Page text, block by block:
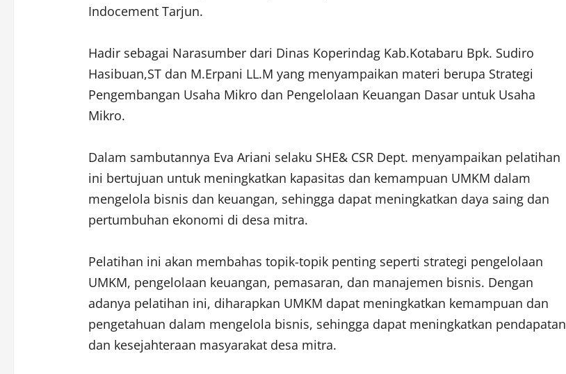
Indocement Tarjun.
Hadir sebagai Narasumber dari Dinas Koperindag Kab.Kotabaru Bpk. Sudiro
Hasibuan,ST dan M.Erpani LL.M yang menyampaikan materi berupa Strategi
Pengembangan Usaha Mikro dan Pengelolaan Keuangan Dasar untuk Usaha
Mikro.
Dalam sambutannya Eva Ariani selaku SHE& CSR Dept. menyampaikan pelatihan
ini bertujuan untuk meningkatkan kapasitas dan kemampuan UMKM dalam
mengelola bisnis dan keuangan, sehingga dapat meningkatkan daya saing dan
pertumbuhan ekonomi di desa mitra.
Pelatihan ini akan membahas topik-topik penting seperti strategi pengelolaan
UMKM, pengelolaan keuangan, pemasaran, dan manajemen bisnis. Dengan
adanya pelatihan ini, diharapkan UMKM dapat meningkatkan kemampuan dan
pengetahuan dalam mengelola bisnis, sehingga dapat meningkatkan pendapatan
dan kesejahteraan masyarakat desa mitra.